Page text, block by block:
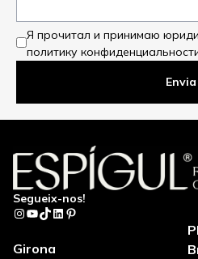
Я прочитал и принимаю
политику
Segueix-nos!
Instagram
YouTube
TikTok
LinkedIn
Pinterest
Girona